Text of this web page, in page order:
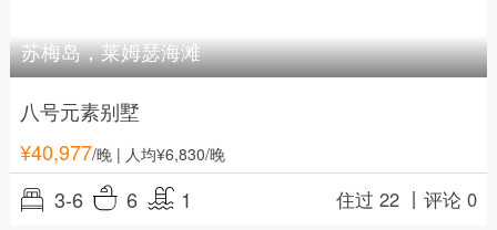
苏梅岛，莱姆瑟海滩
八号元素别墅
¥40,977/晚| 人均¥6,830/晚
3-6 6 1 住过 22 丨评论 0